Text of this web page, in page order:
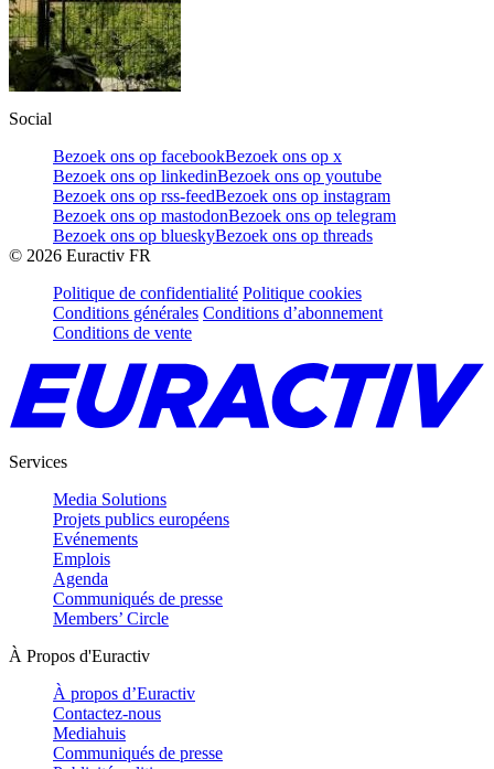
Social
Bezoek ons op facebookBezoek ons op x
Bezoek ons op linkedinBezoek ons op youtube
Bezoek ons op rss-feedBezoek ons op instagram
Bezoek ons op mastodonBezoek ons op telegram
Bezoek ons op blueskyBezoek ons op threads
© 2026 Euractiv FR
Politique de confidentialité Politique cookies
Conditions générales Conditions d’abonnement
Conditions de vente
Services
Media Solutions
Projets publics européens
Evénements
Emplois
Agenda
Communiqués de presse
Members’ Circle
À Propos d'Euractiv
À propos d’Euractiv
Contactez-nous
Mediahuis
Communiqués de presse